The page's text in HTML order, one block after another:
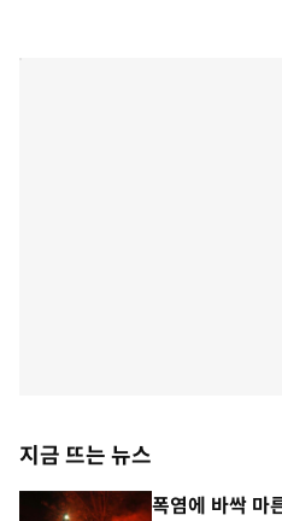
지금 뜨는 뉴스
폭염에 바싹 마